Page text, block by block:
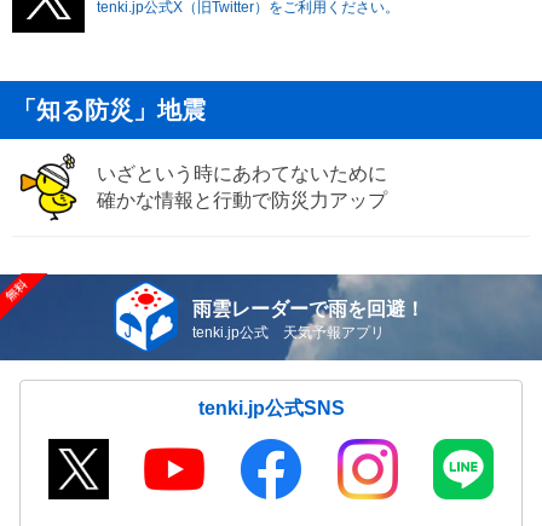
tenki.jp公式X（旧Twitter）をご利用ください。
「知る防災」地震
いざという時にあわてないために
確かな情報と行動で防災力アップ
雨雲レーダーで雨を回避！
tenki.jp公式 天気予報アプリ
tenki.jp公式SNS